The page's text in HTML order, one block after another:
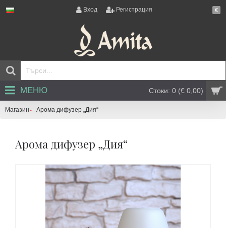
Вход Регистрация €
Стоки: 0 (€ 0,00)
МЕНЮ
Магазин Арома дифузер „Дия“
Арома дифузер „Дия“